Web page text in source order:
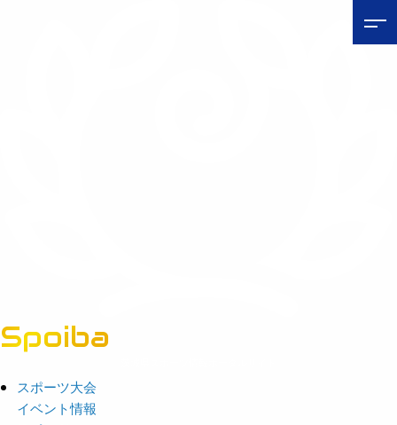
Spoiba
スポーツ大会
イベント情報